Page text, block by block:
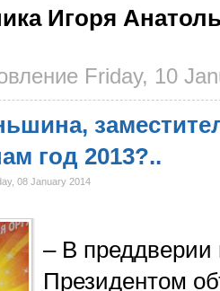
Игоря
Friday, 10
год 2013?..
08 January 2014
– В преддверии
Президентом